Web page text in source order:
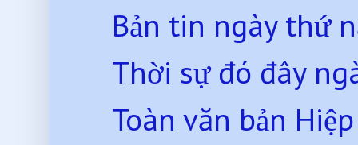
Bản tin ngày thứ
Thời sự đó đây
Toàn văn bản